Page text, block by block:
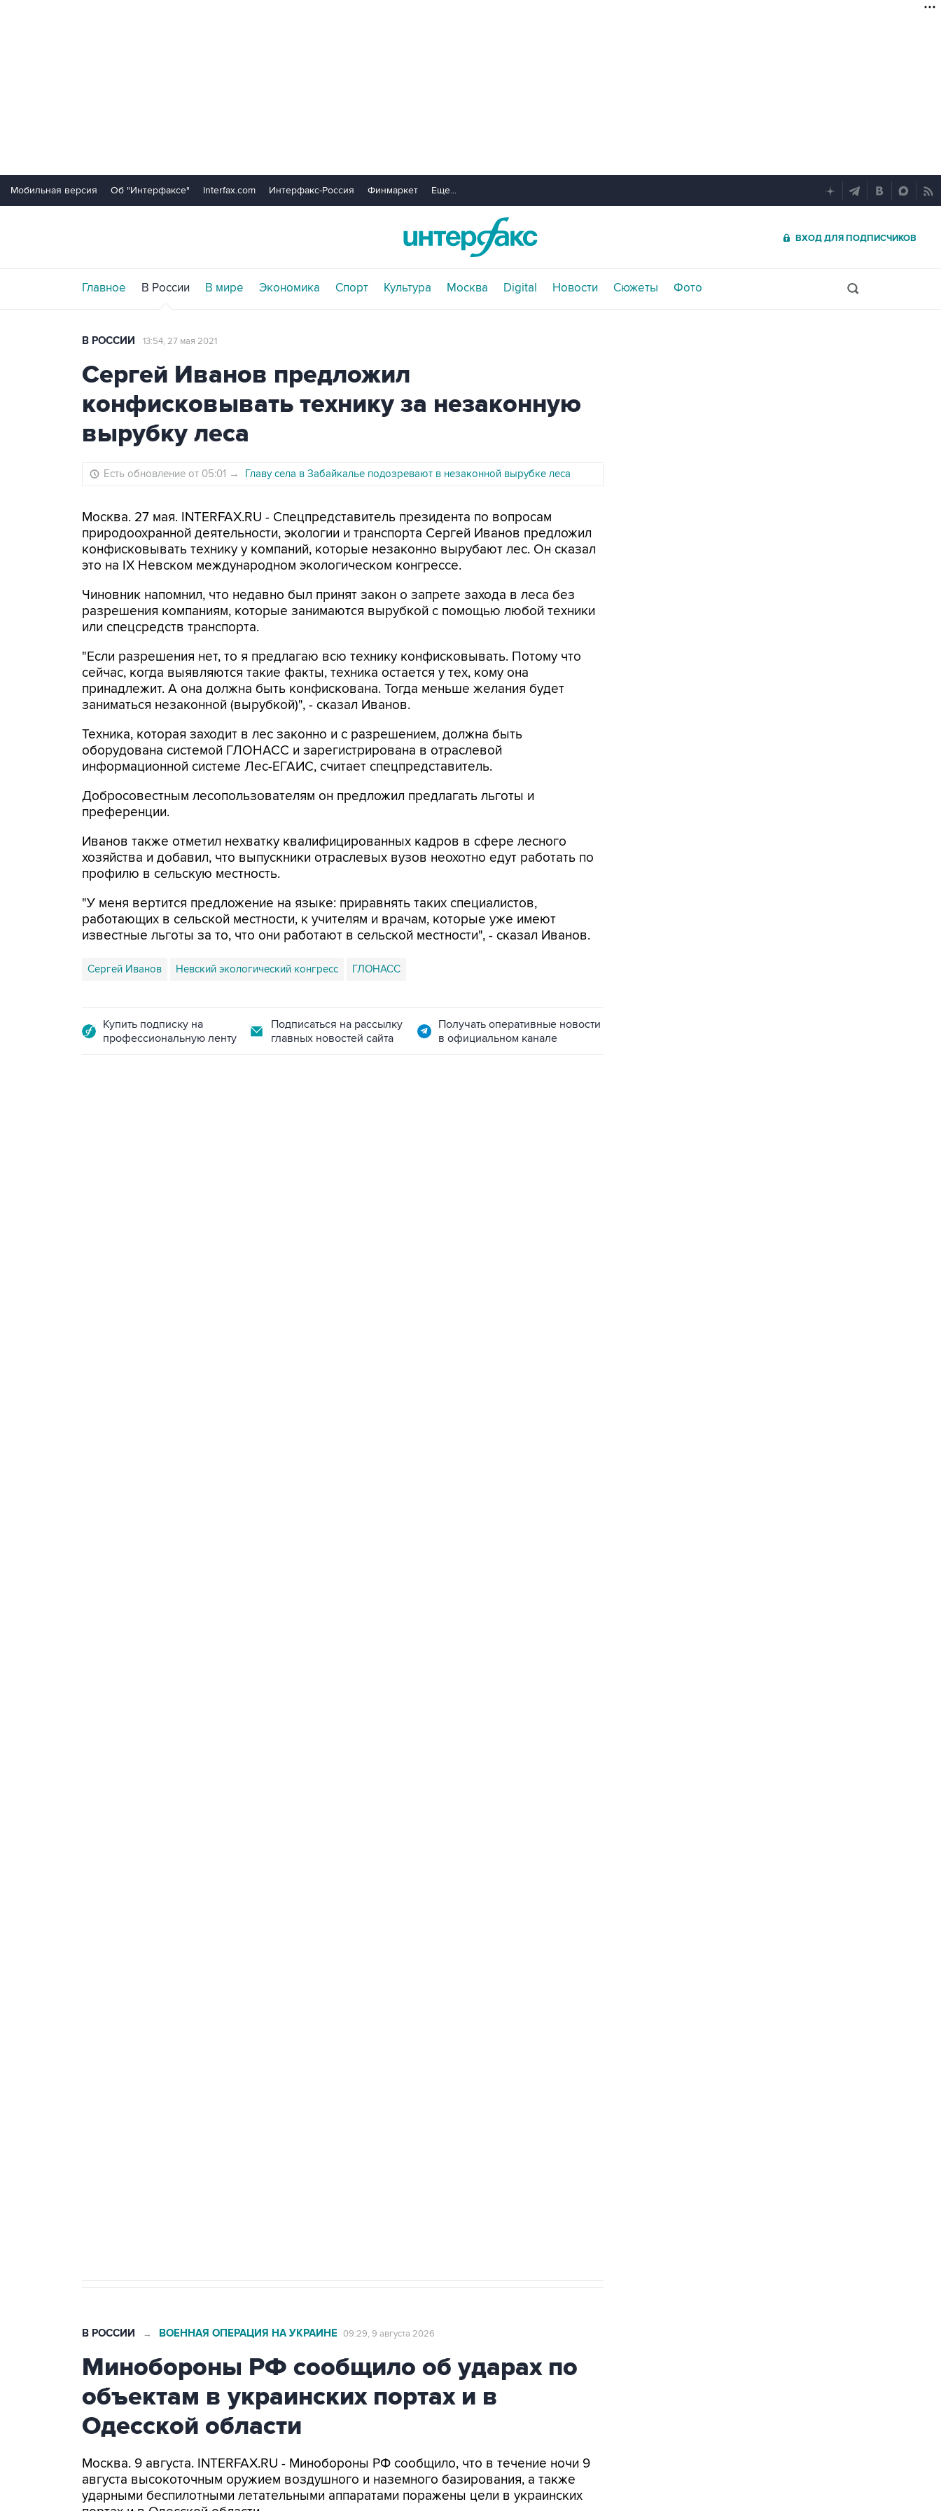
Мобильная версия Об "Интерфаксе" Interfax.com Интерфакс-Россия Финмаркет Еще...
ВХОД ДЛЯ ПОДПИСЧИКОВ
Главное В России В мире Экономика Спорт Культура Москва Digital Новости Сюжеты Фото
В РОССИИ 13:54, 27 мая 2021
Сергей Иванов предложил
конфисковывать технику за незаконную
вырубку леса
Есть обновление от 05:01 → Главу села в Забайкалье подозревают в незаконной вырубке леса
Москва. 27 мая. INTERFAX.RU - Спецпредставитель президента по вопросам
природоохранной деятельности, экологии и транспорта Сергей Иванов предложил
конфисковывать технику у компаний, которые незаконно вырубают лес. Он сказал
это на IX Невском международном экологическом конгрессе.
Чиновник напомнил, что недавно был принят закон о запрете захода в леса без
разрешения компаниям, которые занимаются вырубкой с помощью любой техники
или спецсредств транспорта.
"Если разрешения нет, то я предлагаю всю технику конфисковывать. Потому что
сейчас, когда выявляются такие факты, техника остается у тех, кому она
принадлежит. А она должна быть конфискована. Тогда меньше желания будет
заниматься незаконной (вырубкой)", - сказал Иванов.
Техника, которая заходит в лес законно и с разрешением, должна быть
оборудована системой ГЛОНАСС и зарегистрирована в отраслевой
информационной системе Лес-ЕГАИС, считает спецпредставитель.
Добросовестным лесопользователям он предложил предлагать льготы и
преференции.
Иванов также отметил нехватку квалифицированных кадров в сфере лесного
хозяйства и добавил, что выпускники отраслевых вузов неохотно едут работать по
профилю в сельскую местность.
"У меня вертится предложение на языке: приравнять таких специалистов,
работающих в сельской местности, к учителям и врачам, которые уже имеют
известные льготы за то, что они работают в сельской местности", - сказал Иванов.
Сергей Иванов Невский экологический конгресс ГЛОНАСС
Купить подписку на
профессиональную ленту
Подписаться на рассылку
главных новостей сайта
Получать оперативные новости
в официальном канале
В РОССИИ → ВОЕННАЯ ОПЕРАЦИЯ НА УКРАИНЕ 09:29, 9 августа 2026
Минобороны РФ сообщило об ударах по
объектам в украинских портах и в
Одесской области
Москва. 9 августа. INTERFAX.RU - Минобороны РФ сообщило, что в течение ночи 9
августа высокоточным оружием воздушного и наземного базирования, а также
ударными беспилотными летательными аппаратами поражены цели в украинских